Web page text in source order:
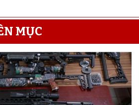
MỤC